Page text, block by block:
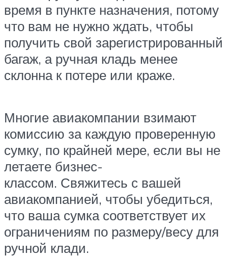
время в пункте назначения, потому
что вам не нужно ждать, чтобы
получить свой зарегистрированный
багаж, а ручная кладь менее
склонна к потере или краже.
Многие авиакомпании взимают
комиссию за каждую проверенную
сумку, по крайней мере, если вы не
летаете бизнес-
классом. Свяжитесь с вашей
авиакомпанией, чтобы убедиться,
что ваша сумка соответствует их
ограничениям по размеру/весу для
ручной клади.